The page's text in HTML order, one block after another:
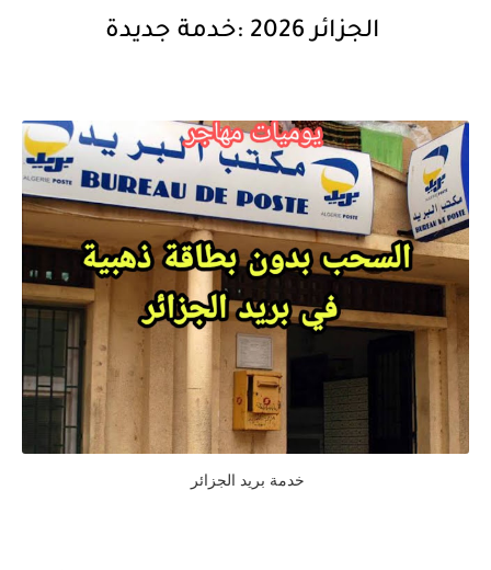
الجزائر 2026 :خدمة جديدة
خدمة بريد الجزائر